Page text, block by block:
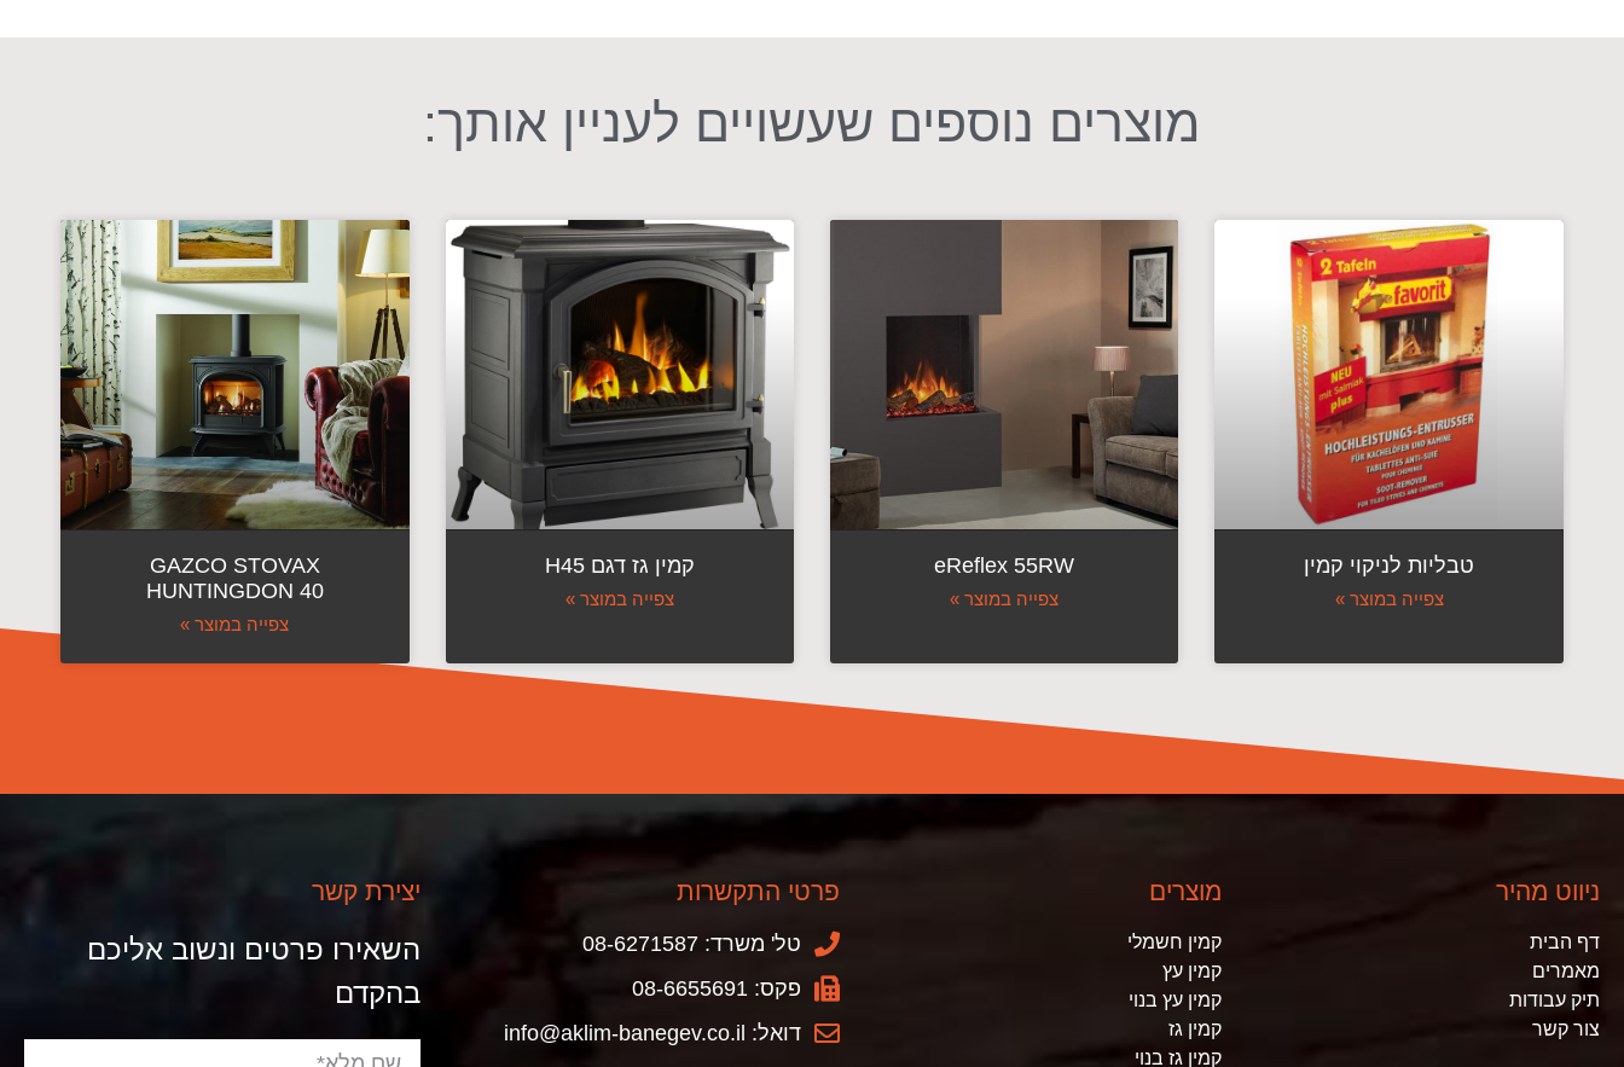
מוצרים נוספים שעשויים לעניין אותך:
טבליות לניקוי קמין
צפייה במוצר »
eReflex 55RW
צפייה במוצר »
קמין גז דגם H45
צפייה במוצר »
GAZCO STOVAX
HUNTINGDON 40
צפייה במוצר »
ניווט מהיר
דף הבית
מאמרים
תיק עבודות
צור קשר
מוצרים
קמין חשמלי
קמין עץ
קמין עץ בנוי
קמין גז
קמין גז בנוי
פרטי התקשרות
טל' משרד: 08-6271587
פקס: 08-6655691
דואל: info@aklim-banegev.co.il
יצירת קשר
השאירו פרטים ונשוב אליכם
בהקדם